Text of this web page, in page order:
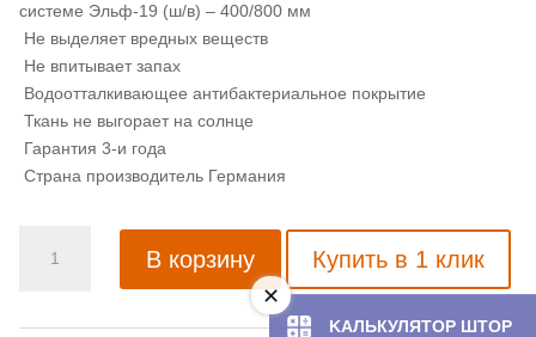
системе Эльф-19 (ш/в) – 400/800 мм
Не выделяет вредных веществ
Не впитывает запах
Водоотталкивающее антибактериальное покрытие
Ткань не выгорает на солнце
Гарантия 3-и года
Страна производитель Германия
товара
В корзину Купить в 1 клик
KAЛЬКУЛЯТOP ШТОР